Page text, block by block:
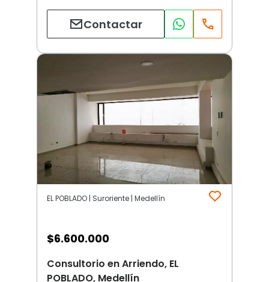
Contactar
EL POBLADO | Suroriente | Medellín
$6.600.000
Consultorio en Arriendo, EL
POBLADO, Medellín